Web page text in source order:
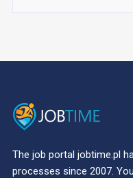
The job portal jobtime.pl
processes since 2007.